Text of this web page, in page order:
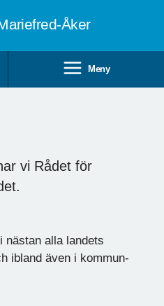
Åker
Meny
vi Rådet för
nästan alla landets
ibland även i kommun-